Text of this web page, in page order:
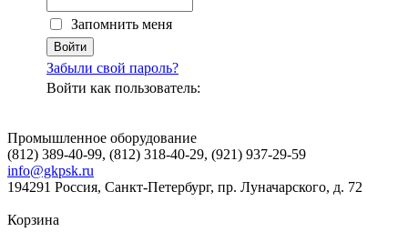
Запомнить меня
Забыли свой пароль?
Войти как пользователь:
Промышленное оборудование
(812) 389-40-99, (812) 318-40-29, (921) 937-29-59
info@gkpsk.ru
194291 Россия, Санкт-Петербург, пр. Луначарского, д. 72
Корзина